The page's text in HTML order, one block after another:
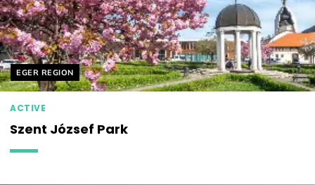
Helyszín címkék:
EGER REGION
ACTIVE
Szent József Park